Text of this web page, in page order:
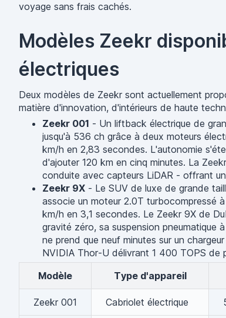
voyage sans frais cachés.
Modèles Zeekr
électriques
Deux modèles de Zeekr sont actuellement
matière d'innovation, d'intérieurs de haute
Zeekr 001 - Un liftback électrique de
jusqu'à 536 ch grâce à deux moteurs
km/h en 2,83 secondes. L'autonomie
d'ajouter 120 km en cinq minutes. La
conduite avec capteurs LiDAR - offrant
Zeekr 9X - Le SUV de luxe de grande
associe un moteur 2.0T turbocompressé
km/h en 3,1 secondes. Le Zeekr 9X de
gravité zéro, sa suspension
ne prend que neuf minutes sur un
NVIDIA Thor-U délivrant 1 400 TOPS de
Modèle
Type d'appareil
Zeekr 001 Cabriolet électrique